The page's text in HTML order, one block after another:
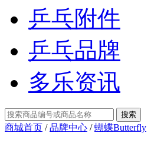
乒乓附件
乒乓品牌
多乐资讯
商城首页 /品牌中心 /蝴蝶Butterfly